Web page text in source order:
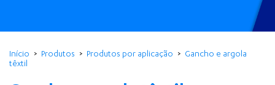
Início Produtos Produtos por aplicação
Gancho e argola
têxtil